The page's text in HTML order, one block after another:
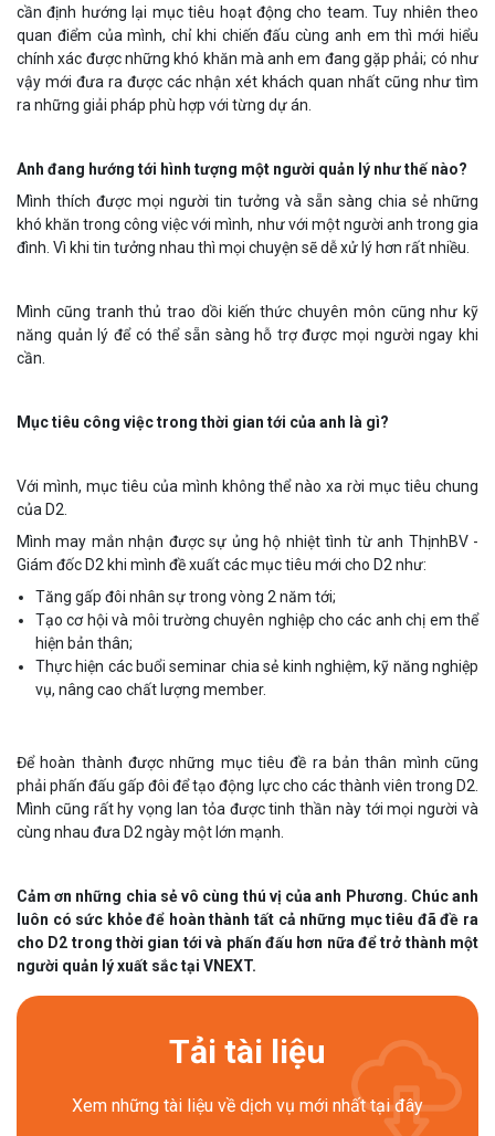
cần định hướng lại mục tiêu hoạt động cho team. Tuy nhiên theo
quan điểm của mình, chỉ khi chiến đấu cùng anh em thì mới hiểu
chính xác được những khó khăn mà anh em đang gặp phải; có như
vậy mới đưa ra được các nhận xét khách quan nhất cũng như tìm
ra những giải pháp phù hợp với từng dự án.
Anh đang hướng tới hình tượng một người quản lý như thế nào?
Mình thích được mọi người tin tưởng và sẵn sàng chia sẻ những
khó khăn trong công việc với mình, như với một người anh trong gia
đình. Vì khi tin tưởng nhau thì mọi chuyện sẽ dễ xử lý hơn rất nhiều.
Mình cũng tranh thủ trao dồi kiến thức chuyên môn cũng như kỹ
năng quản lý để có thể sẵn sàng hỗ trợ được mọi người ngay khi
cần.
Mục tiêu công việc trong thời gian tới của anh là gì?
Với mình, mục tiêu của mình không thể nào xa rời mục tiêu chung
của D2.
Mình may mắn nhận được sự ủng hộ nhiệt tình từ anh ThịnhBV -
Giám đốc D2 khi mình đề xuất các mục tiêu mới cho D2 như:
Tăng gấp đôi nhân sự trong vòng 2 năm tới;
Tạo cơ hội và môi trường chuyên nghiệp cho các anh chị em thể
hiện bản thân;
Thực hiện các buổi seminar chia sẻ kinh nghiệm, kỹ năng nghiệp
vụ, nâng cao chất lượng member.
Để hoàn thành được những mục tiêu đề ra bản thân mình cũng
phải phấn đấu gấp đôi để tạo động lực cho các thành viên trong D2.
Mình cũng rất hy vọng lan tỏa được tinh thần này tới mọi người và
cùng nhau đưa D2 ngày một lớn mạnh.
Cảm ơn những chia sẻ vô cùng thú vị của anh Phương. Chúc anh
luôn có sức khỏe để hoàn thành tất cả những mục tiêu đã đề ra
cho D2 trong thời gian tới và phấn đấu hơn nữa để trở thành một
người quản lý xuất sắc tại VNEXT.
Tải tài liệu
Xem những tài liệu về dịch vụ mới nhất tại đây